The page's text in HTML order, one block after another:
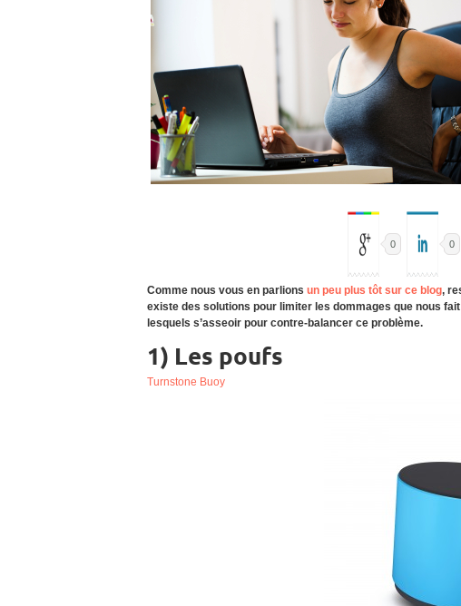
0 0
Comme nous vous en parlions un peu plus tôt sur ce blog,
existe des solutions pour limiter les dommages que nous
lesquels s’asseoir pour contre-balancer ce problème.
1) Les poufs
Turnstone Buoy